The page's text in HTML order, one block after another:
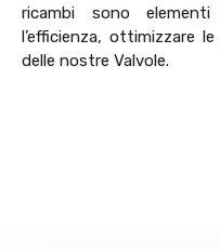
ricambi sono elementi
l’efficienza, ottimizzare
delle nostre Valvole.